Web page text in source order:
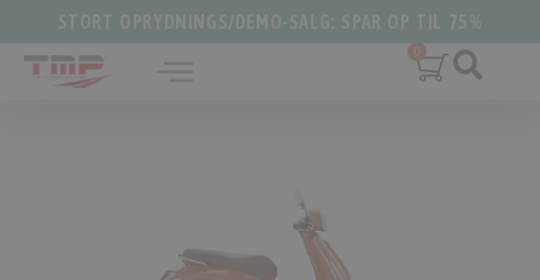
STORT OPRYDNINGS/DEMO-SALG: SPAR OP TIL 75%